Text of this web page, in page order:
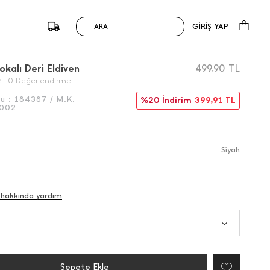
ARA GİRİŞ YAP
Deri Eldiven
0 Değerlendirme
: 184387 / M.K.
499,90TL
%20 İndirim 399,91 TL
Si̇yah
yardım
Sepete Ekle